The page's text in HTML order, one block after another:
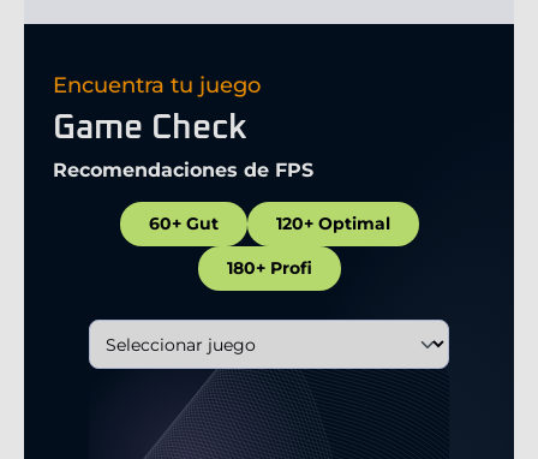
Encuentra tu juego
Game Check
Recomendaciones de FPS
60+ Gut 120+ Optimal
180+ Profi